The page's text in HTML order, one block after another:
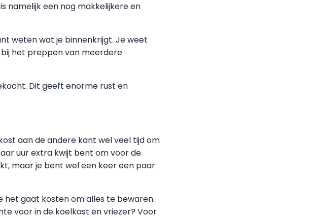
namelijk een nog makkelijkere en
weten wat je binnenkrijgt. Je weet
het preppen van meerdere
Dit geeft enorme rust en
aan de andere kant wel veel tijd om
uur extra kwijt bent om voor de
maar je bent wel een keer een paar
het gaat kosten om alles te bewaren.
voor in de koelkast en vriezer? Voor